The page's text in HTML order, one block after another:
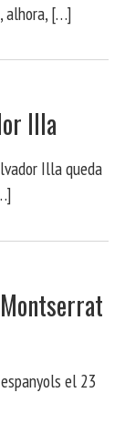
alhora, […]
Illa
Illa queda
el 23